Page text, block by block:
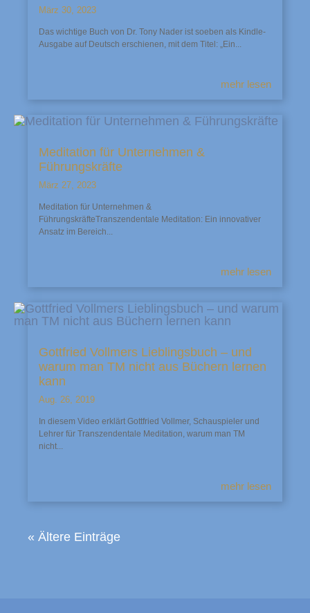
März 30, 2023
Das wichtige Buch von Dr. Tony Nader ist soeben als Kindle-
Ausgabe auf Deutsch erschienen, mit dem Titel: „Ein...
mehr lesen
Meditation für Unternehmen &
Führungskräfte
März 27, 2023
Meditation für Unternehmen &
FührungskräfteTranszendentale Meditation: Ein innovativer
Ansatz im Bereich...
mehr lesen
Gottfried Vollmers Lieblingsbuch – und
warum man TM nicht aus Büchern lernen
kann
Aug. 26, 2019
In diesem Video erklärt Gottfried Vollmer, Schauspieler und
Lehrer für Transzendentale Meditation, warum man TM
nicht...
mehr lesen
« Ältere Einträge